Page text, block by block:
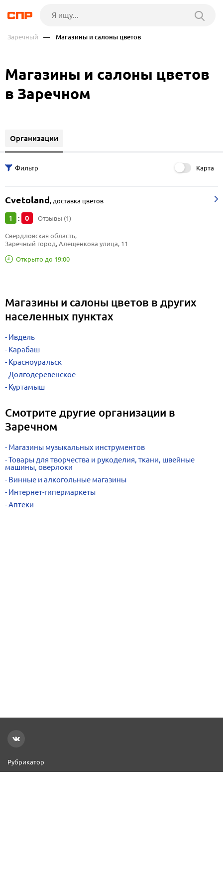
Заречный — Магазины и салоны цветов
Магазины и салоны цветов
в Заречном
Организации
Карта
Cvetoland, доставка цветов
1 : 0 Отзывы (1)
Открыто до 19:00
Свердловская область,
Заречный город, Алещенкова улица, 11
Магазины и салоны цветов в других
населенных пунктах
Ивдель
Карабаш
Красноуральск
Долгодеревенское
Куртамыш
Смотрите другие организации в
Заречном
Магазины музыкальных инструментов
Товары для творчества и рукоделия, ткани, швейные
машины, оверлоки
Винные и алкогольные магазины
Интернет-гипермаркеты
Аптеки
Рубрикатор